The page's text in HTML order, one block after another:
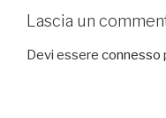
Lascia un
Devi essere connesso